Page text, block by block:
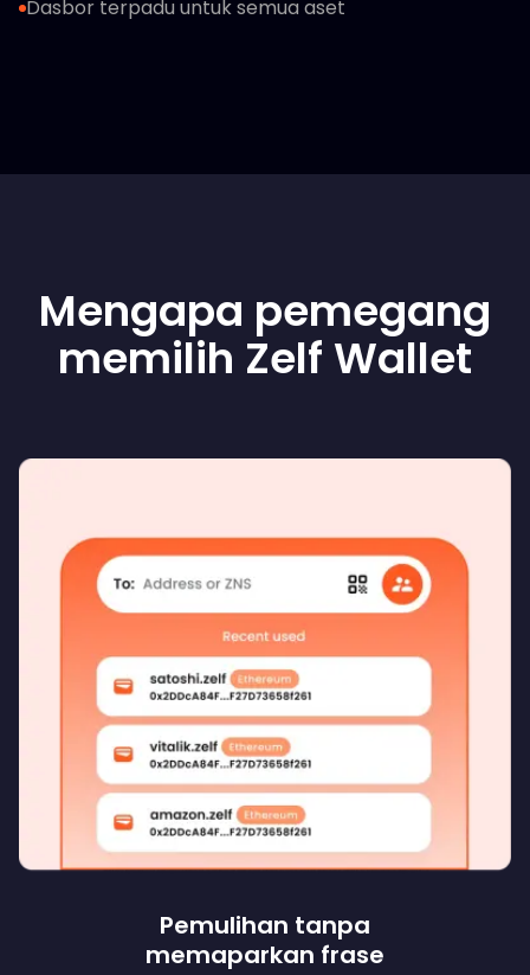
Dasbor terpadu untuk semua aset
Mengapa pemegang
memilih Zelf Wallet
Pemulihan tanpa
memaparkan frase